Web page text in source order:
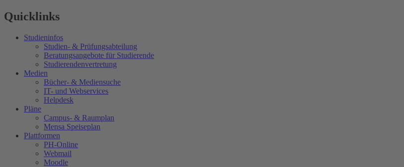
Quicklinks
Studieninfos
Studien- & Prüfungsabteilung
Beratungsangebote für Studierende
Studierendenvertretung
Medien
Bücher- & Mediensuche
IT- und Webservices
Helpdesk
Pläne
Campus- & Raumplan
Mensa Speiseplan
Plattformen
PH-Online
Webmail
Moodle